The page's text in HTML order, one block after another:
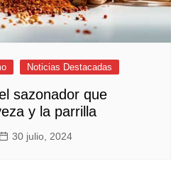
Noticias Destacadas
sazonador que
y la parrilla
30 julio, 2024